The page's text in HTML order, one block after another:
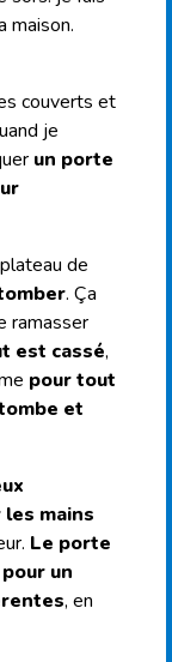
maison.
couverts et
je
un porte
de
. Ça
ramasser
est cassé,
pour tout
et
mains
Le porte
un
, en